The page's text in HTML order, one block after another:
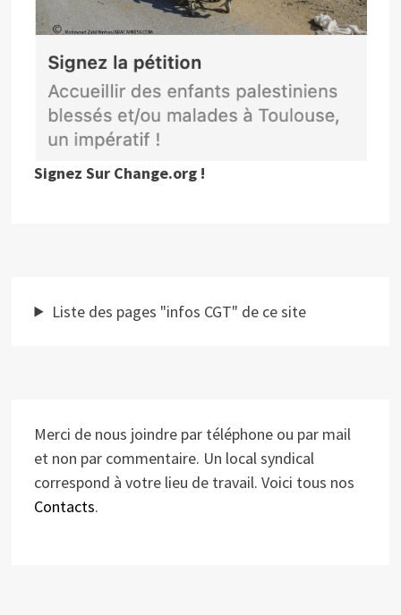
Signez Sur Change.org !
Liste des pages "infos CGT" de ce site
Merci de nous joindre par téléphone ou par mail
et non par commentaire. Un local syndical
correspond à votre lieu de travail. Voici tous nos
Contacts.